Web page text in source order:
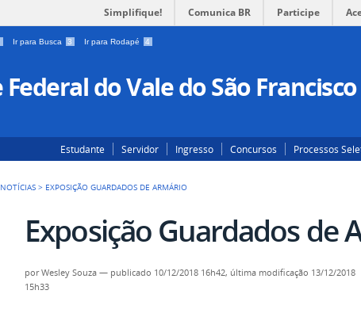
Simplifique! Comunica BR Participe
Ir para Busca 3 Ir para Rodapé 4
do Vale do São Francisco
Estudante Servidor Ingresso Concursos Processos
NOTÍCIAS > EXPOSIÇÃO GUARDADOS DE ARMÁRIO
Exposição Guardados de
porWesley Souza — publicado 10/12/2018 16h42, última modificação 13/12/2018
15h33